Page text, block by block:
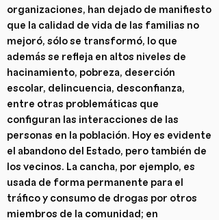
organizaciones, han dejado de manifiesto
que la calidad de vida de las familias no
mejoró, sólo se transformó, lo que
además se refleja en altos niveles de
hacinamiento, pobreza, deserción
escolar, delincuencia, desconfianza,
entre otras problemáticas que
configuran las interacciones de las
personas en la población. Hoy es evidente
el abandono del Estado, pero también de
los vecinos. La cancha, por ejemplo, es
usada de forma permanente para el
tráfico y consumo de drogas por otros
miembros de la comunidad; en